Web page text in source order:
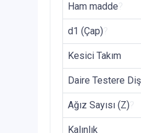
Ham madde
d1 (Çap)
Kesici Takım
Daire Testere Diş
Ağız Sayısı (Z)
Kalınlık